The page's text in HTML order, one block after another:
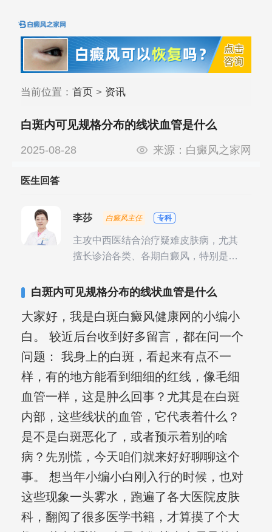
当前位置： 首页> 资讯
白斑内可见规格分布的线状血管是什么
2025-08-28 来源： 白癜风之家网
医生回答
李莎 白癜风主任 专科
主攻中西医结合治疗疑难皮肤病，尤其
擅长诊治各类、各期白癜风，特别是对
复发期;临床运用中医的辨证施治，理法
白斑内可见规格分布的线状血管是什么
大家好，我是白斑白癜风健康网的小编小
白。 较近后台收到好多留言，都在问一个
问题： 我身上的白斑，看起来有点不一
样，有的地方能看到细细的红线，像毛细
血管一样，这是肿么回事？尤其是在白斑
内部，这些线状的血管，它代表着什么？
是不是白斑恶化了，或者预示着别的啥
病？先别慌，今天咱们就来好好聊聊这个
事。 想当年小编小白刚入行的时候，也对
这些现象一头雾水，跑遍了各大医院皮肤
科，翻阅了很多医学书籍，才算摸了个大